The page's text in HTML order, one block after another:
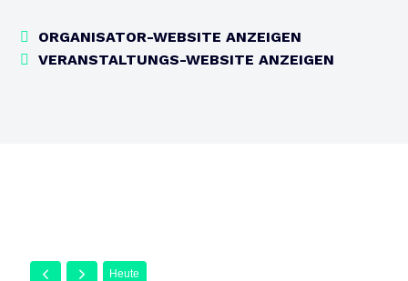
ORGANISATOR-WEBSITE ANZEIGEN
VERANSTALTUNGS-WEBSITE ANZEIGEN
Heute